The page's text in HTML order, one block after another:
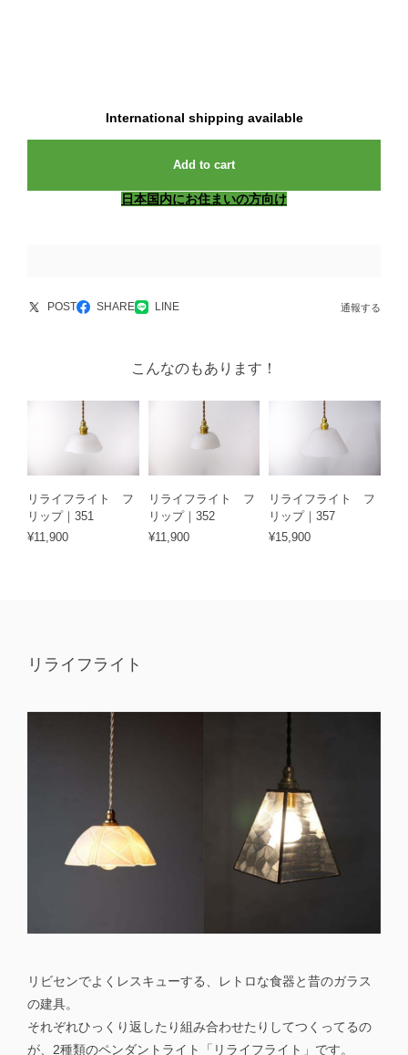
International shipping available
Add to cart
日本国内にお住まいの方向け
POST SHARE LINE 通報する
こんなのもあります！
リライフライト フ
リップ｜351
¥11,900
リライフライト フ
リップ｜352
¥11,900
リライフライト フ
リップ｜357
¥15,900
リライフライト
リビセンでよくレスキューする、レトロな食器と昔のガラス
の建具。
それぞれひっくり返したり組み合わせたりしてつくってるの
が、2種類のペンダントライト「リライフライト」です。